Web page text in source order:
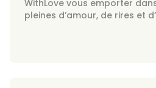
WithLove vous emporter
pleines d’amour, de rires et